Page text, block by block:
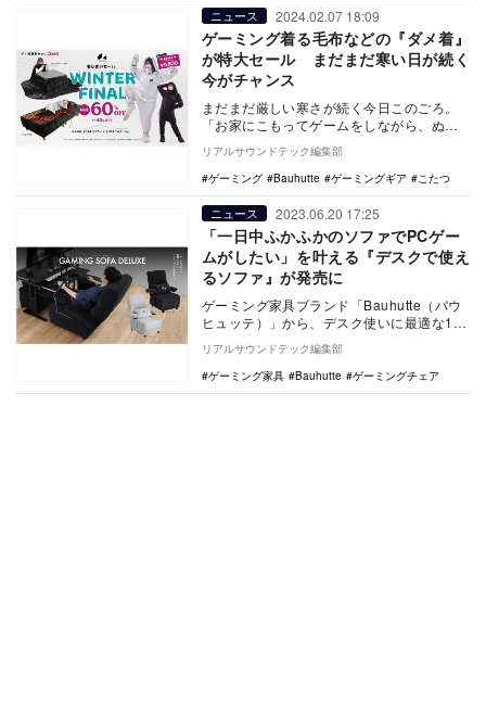
ニュース 2024.02.07 18:09
ゲーミング着る毛布などの『ダメ着』
が特大セール まだまだ寒い日が続く
今がチャンス
まだまだ厳しい寒さが続く今日このごろ。
「お家にこもってゲームをしながら、ぬく
ぬく過ごしていたい……」とぼやきたくな
る人も多いので…
リアルサウンドテック編集部
ゲーミング
Bauhutte ゲーミングギア こたつ
ニュース 2023.06.20 17:25
「一日中ふかふかのソファでPCゲー
ムがしたい」を叶える『デスクで使え
るソファ』が発売に
ゲーミング家具ブランド「Bauhutte（バウ
ヒュッテ）」から、デスク使いに最適な1人
掛けソファ『ゲーミングソファ デラックス
…
リアルサウンドテック編集部
ゲーミング家具
Bauhutte ゲーミングチェア